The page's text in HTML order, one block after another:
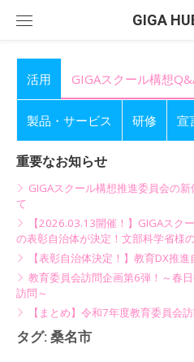
GIGA
活用 GIGAスクール構想
製品・サービス 研修 宣
重要なお知らせ
GIGAスクール構想推進委員会の
て
【2026.03.13開催！】GIGAスク
の表彰自治体が決定！文部科学省様
【表彰自治体決定！】教育DX推
教育委員会訪問企画第6弾！～春
訪問～
【まとめ】令和7年度教育委員会
タグ: 桑名市